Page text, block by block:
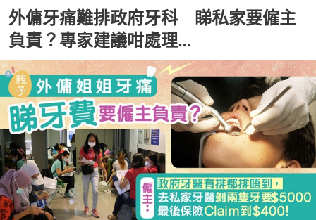
外傭牙痛難排政府牙科 睇私家要僱主
負責？專家建議咁處理…